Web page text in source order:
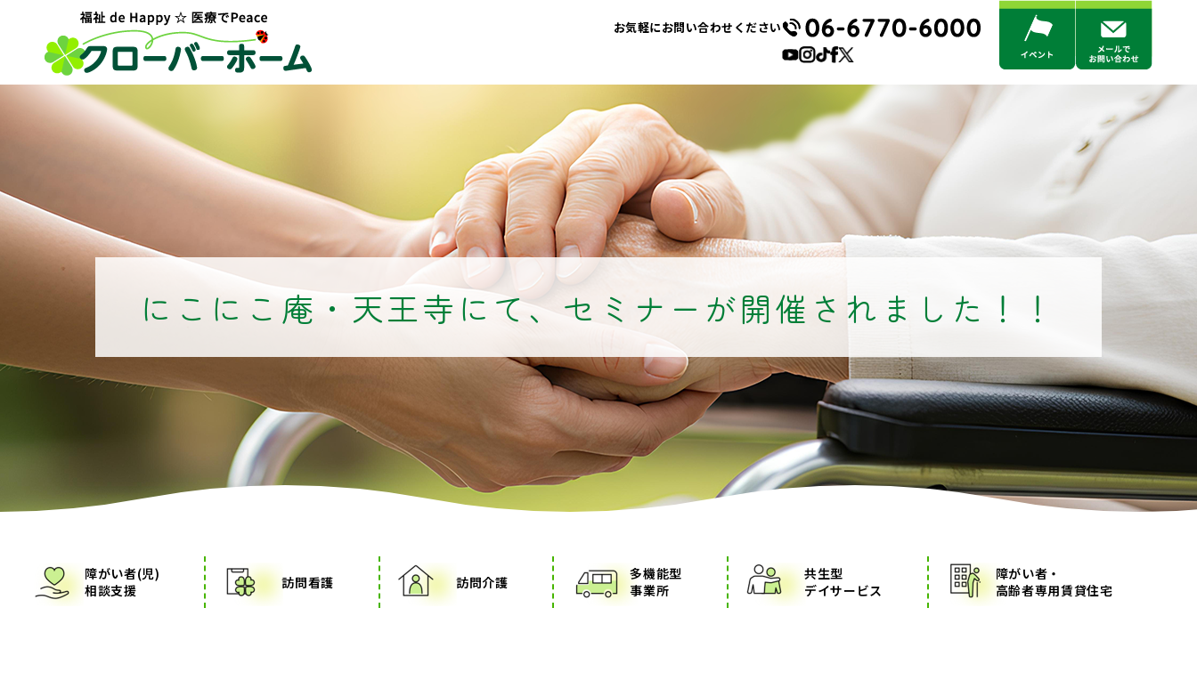
お気軽にお問い合わせください
にこにこ庵・天王寺にて、セミナーが開催されました！！
障がい者(児)
相談支援
訪問看護 訪問介護
多機能型
事業所
共生型
デイサービス
障がい者・
高齢者専用賃貸住宅